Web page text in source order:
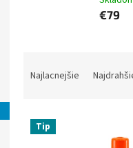
€79
n
Najlacnejšie
V Tip